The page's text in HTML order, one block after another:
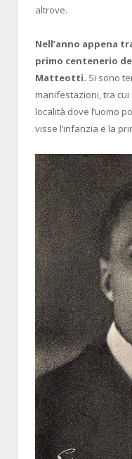
altrove.
Nell’anno appena
primo centenerio
Matteotti. Si sono
manifestazioni, tra
località dove l’uomo
visse l’infanzia e la